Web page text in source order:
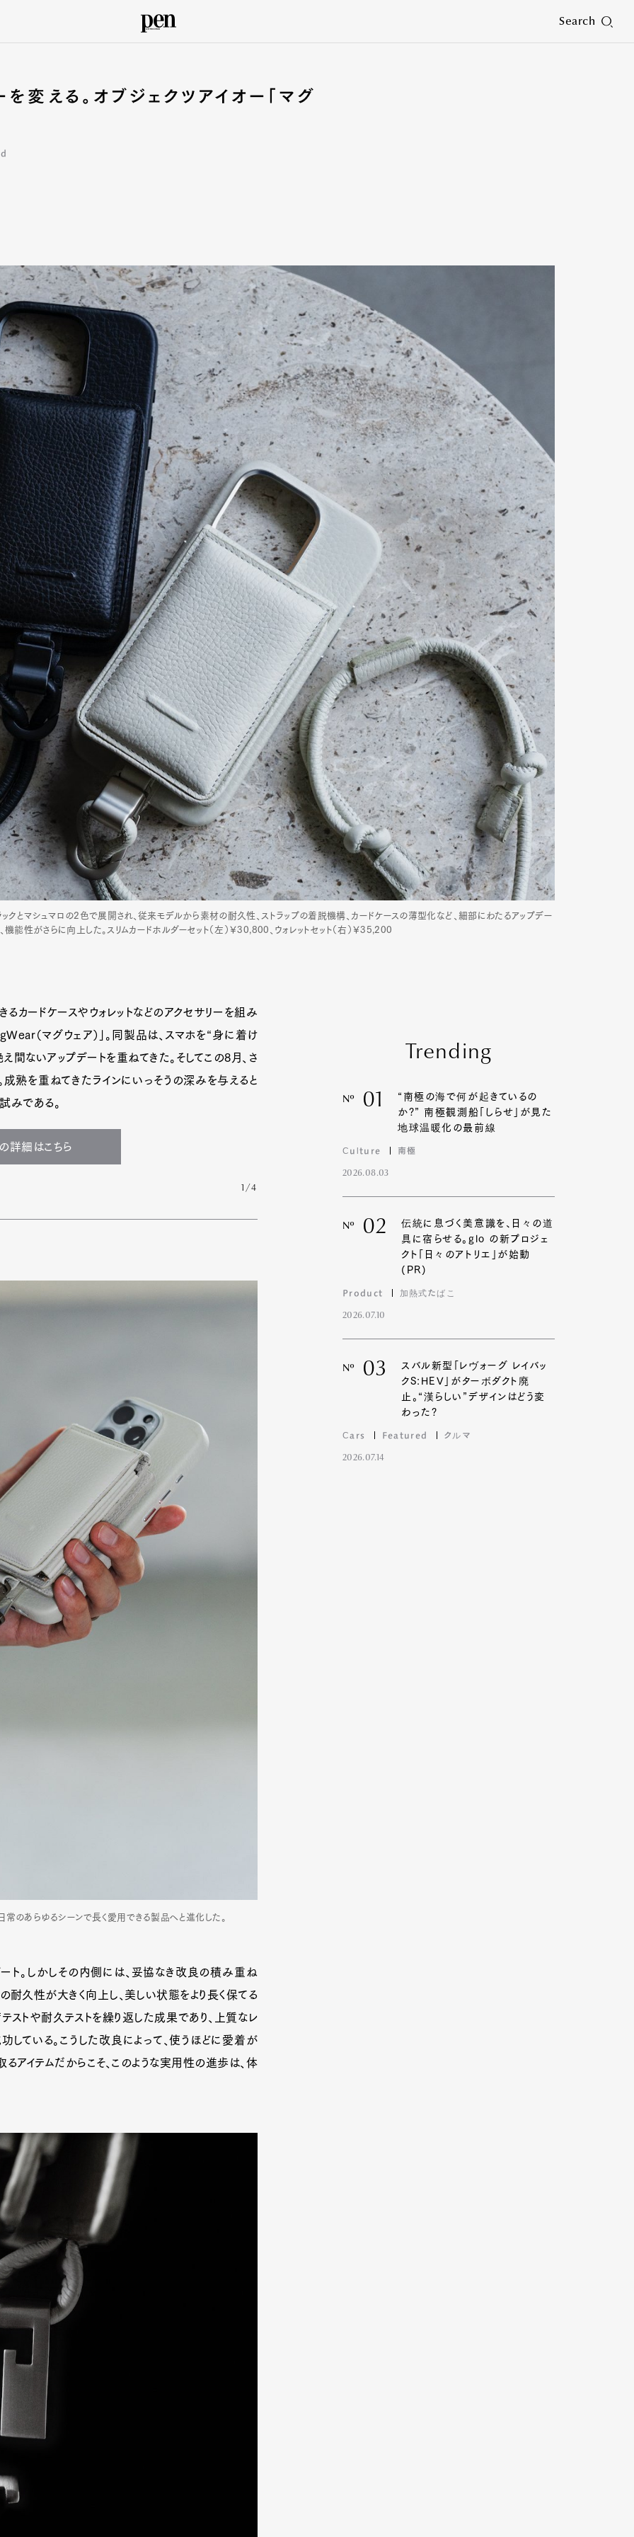
Search
Art&Design Watch
Cars
Lifestyle
Magazine
変える。オブジェクツアイオー「マグ
クとマシュマロの2色で展開され、従来モデルから素材の耐久性、ストラップの着脱機構、カードケースの薄型化など、細部にわたるアップデー
能性がさらに向上した。スリムカードホルダーセット（左）￥30,800、ウォレットセット（右）￥35,200
ードケースやウォレットなどのアクセサリーを組み
（マグウェア）」。同製品は、スマホを“身に着け
ないアップデートを重ねてきた。そしてこの8月、さ
熟を重ねてきたラインにいっそうの深みを与えると
みである。
詳細はこちら
1/4
のあらゆるシーンで長く愛用できる製品へと進化した。
ト。しかしその内側には、妥協なき改良の積み重ね
耐久性が大きく向上し、美しい状態をより長く保てる
ストや耐久テストを繰り返した成果であり、上質なレ
ている。こうした改良によって、使うほどに愛着が
アイテムだからこそ、このような実用性の進歩は、体
Trending
Nº 01
“南極の海で何が起きているの
か?” 南極観測船「しらせ」が見た
地球温暖化の最前線
Culture 南極
2026.08.03
Nº 02
伝統に息づく美意識を、日々の道
具に宿らせる。glo の新プロジェ
クト「日々のアトリエ」が始動
(PR)
Product 加熱式たばこ
2026.07.10
Nº 03
スバル新型「レヴォーグ レイバッ
クS:HEV」がターボダクト廃
止。“漢らしい”デザインはどう変
わった?
Cars Featured クルマ
2026.07.14